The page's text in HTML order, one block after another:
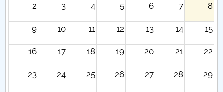
2 3 4 5 6 7 8
9 10 11 12 13 14 15
16 17 18 19 20 21 22
23 24 25 26 27 28 29